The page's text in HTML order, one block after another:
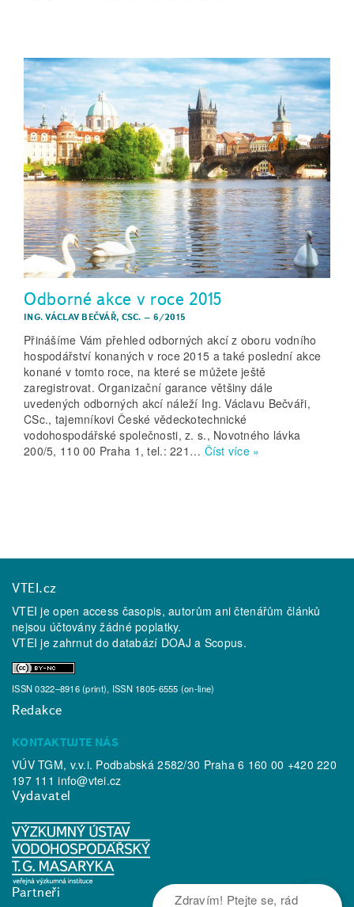
Odborné akce v roce 2015
ING. VÁCLAV BEČVÁŘ, CSC. – 6/2015
Přinášíme Vám přehled odborných akcí z oboru vodního
hospodářství konaných v roce 2015 a také poslední akce
konané v tomto roce, na které se můžete ještě
zaregistrovat. Organizační garance většiny dále
uvedených odborných akcí náleží Ing. Václavu Bečváři,
CSc., tajemníkovi České vědeckotechnické
vodohospodářské společnosti, z. s., Novotného lávka
200/5, 110 00 Praha 1, tel.: 221… Číst více »
VTEI.cz
VTEI je open access časopis, autorům ani čtenářům článků
nejsou účtovány žádné poplatky.
VTEI je zahrnut do databází DOAJ a Scopus.
ISSN 0322–8916 (print), ISSN 1805-6555 (on-line)
Redakce
KONTAKTUJTE NÁS
VÚV TGM, v.v.i. Podbabská 2582/30 Praha 6 160 00 +420 220
197 111info@vtei.cz
Vydavatel
Partneři
Zdravím! Ptejte se, rád